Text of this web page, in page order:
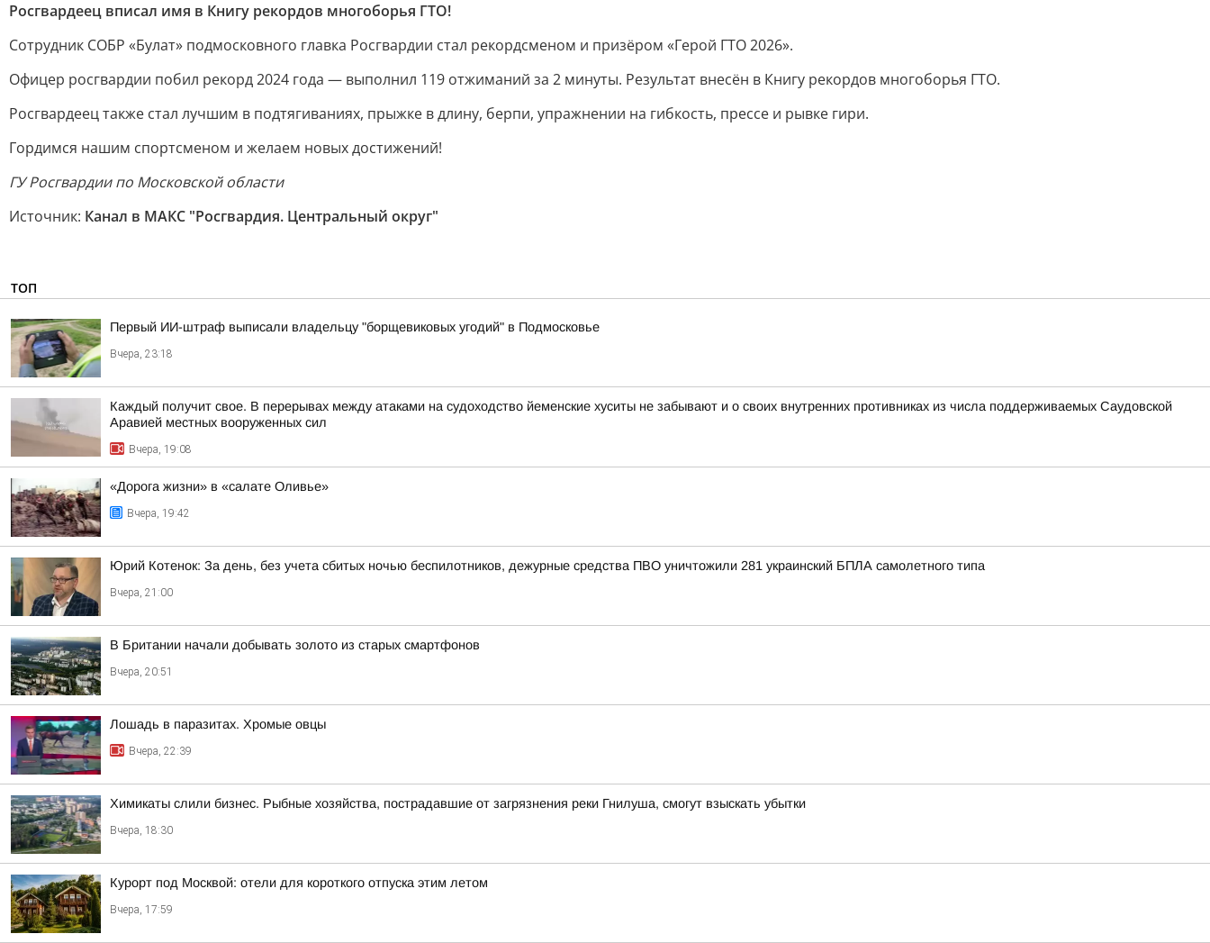
Росгвардеец вписал имя в Книгу рекордов многоборья ГТО!
Сотрудник СОБР «Булат» подмосковного главка Росгвардии стал рекордсменом и призёром «Герой ГТО 2026».
Офицер росгвардии побил рекорд 2024 года — выполнил 119 отжиманий за 2 минуты. Результат внесён в Книгу рекордов многоборья ГТО.
Росгвардеец также стал лучшим в подтягиваниях, прыжке в длину, берпи, упражнении на гибкость, прессе и рывке гири.
Гордимся нашим спортсменом и желаем новых достижений!
ГУ Росгвардии по Московской области
Источник: Канал в МАКС "Росгвардия. Центральный округ"
ТОП
Первый ИИ-штраф выписали владельцу "борщевиковых угодий" в Подмосковье
Вчера, 23:18
Каждый получит свое. В перерывах между атаками на судоходство йеменские хуситы не забывают и о своих внутренних противниках из числа поддерживаемых Саудовской
Аравией местных вооруженных сил
Вчера, 19:08
«Дорога жизни» в «салате Оливье»
Вчера, 19:42
Юрий Котенок: За день, без учета сбитых ночью беспилотников, дежурные средства ПВО уничтожили 281 украинский БПЛА самолетного типа
Вчера, 21:00
В Британии начали добывать золото из старых смартфонов
Вчера, 20:51
Лошадь в паразитах. Хромые овцы
Вчера, 22:39
Химикаты слили бизнес. Рыбные хозяйства, пострадавшие от загрязнения реки Гнилуша, смогут взыскать убытки
Вчера, 18:30
Курорт под Москвой: отели для короткого отпуска этим летом
Вчера, 17:59